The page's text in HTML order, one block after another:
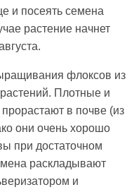
и посеять семена
растение начнет
флоксов из
Плотные и
в почве (из
они очень хорошо
при достаточном
раскладывают
и